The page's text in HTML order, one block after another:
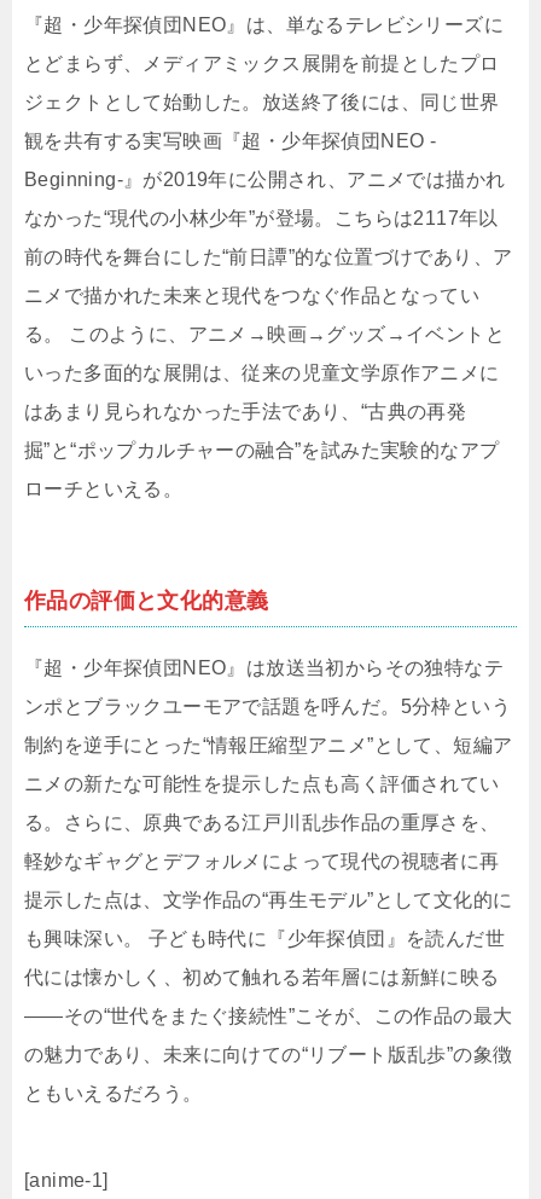
『超・少年探偵団NEO』は、単なるテレビシリーズに
とどまらず、メディアミックス展開を前提としたプロ
ジェクトとして始動した。放送終了後には、同じ世界
観を共有する実写映画『超・少年探偵団NEO -
Beginning-』が2019年に公開され、アニメでは描かれ
なかった“現代の小林少年”が登場。こちらは2117年以
前の時代を舞台にした“前日譚”的な位置づけであり、ア
ニメで描かれた未来と現代をつなぐ作品となってい
る。 このように、アニメ→映画→グッズ→イベントと
いった多面的な展開は、従来の児童文学原作アニメに
はあまり見られなかった手法であり、“古典の再発
掘”と“ポップカルチャーの融合”を試みた実験的なアプ
ローチといえる。
作品の評価と文化的意義
『超・少年探偵団NEO』は放送当初からその独特なテ
ンポとブラックユーモアで話題を呼んだ。5分枠という
制約を逆手にとった“情報圧縮型アニメ”として、短編ア
ニメの新たな可能性を提示した点も高く評価されてい
る。さらに、原典である江戸川乱歩作品の重厚さを、
軽妙なギャグとデフォルメによって現代の視聴者に再
提示した点は、文学作品の“再生モデル”として文化的に
も興味深い。 子ども時代に『少年探偵団』を読んだ世
代には懐かしく、初めて触れる若年層には新鮮に映る
――その“世代をまたぐ接続性”こそが、この作品の最大
の魅力であり、未来に向けての“リブート版乱歩”の象徴
ともいえるだろう。
[anime-1]